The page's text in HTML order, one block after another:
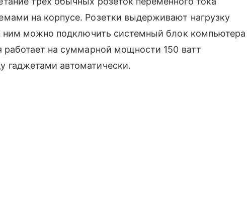
на корпусе. Розетки выдерживают нагрузку
ним можно подключить системный блок компьютера
работает на суммарной мощности 150 ватт
гаджетами автоматически.